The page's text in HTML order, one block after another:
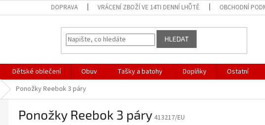
DOPRAVA VRÁCENÍ ZBOŽÍ VE 14TI DENNÍ LHŮTĚ OBCHODNÍ
HLEDAT
Dětské oblečení Obuv Tašky a batohy Doplňky
Ostatní
Ponožky Reebok 3 páry
Ponožky Reebok 3 páry 413217/EU